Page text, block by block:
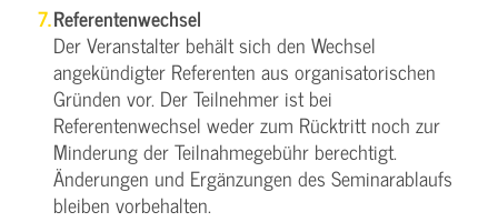
Referentenwechsel
Der Veranstalter behält sich den Wechsel
angekündigter Referenten aus organisatorischen
Gründen vor. Der Teilnehmer ist bei
Referentenwechsel weder zum Rücktritt noch zur
Minderung der Teilnahmegebühr berechtigt.
Änderungen und Ergänzungen des Seminarablaufs
bleiben vorbehalten.